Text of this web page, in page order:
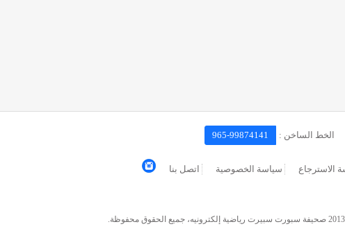
الخط الساخن : 965-99874141
الاسترجاع سياسة الخصوصية اتصل بنا